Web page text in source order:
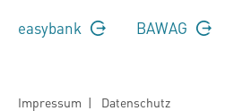
easybank BAWAG
Impressum | Datenschutz